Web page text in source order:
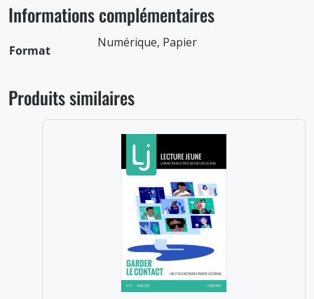
Informations complémentaires
Format
Numérique, Papier
Produits similaires